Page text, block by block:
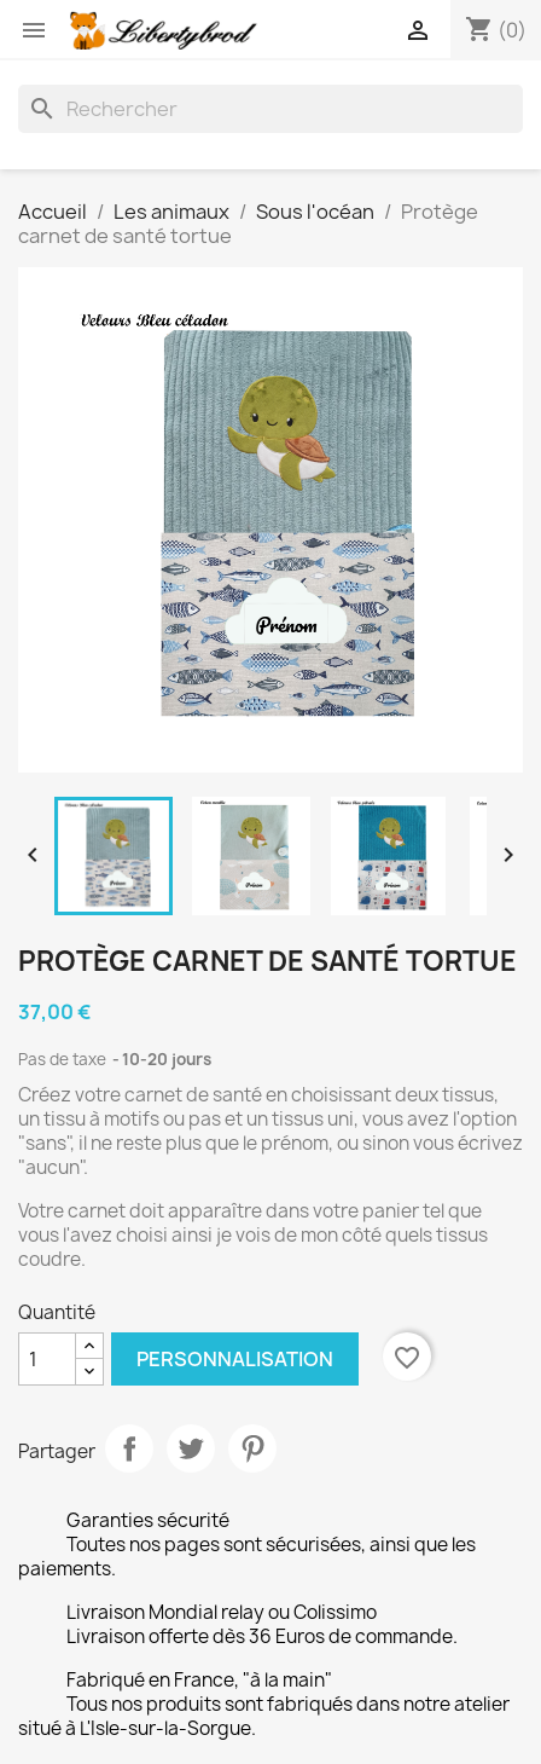
 shopping_cart (0)

search
Accueil Les animaux Sous l'océan
Protège
carnet de santé tortue
 
PROTÈGE CARNET DE SANTÉ TORTUE
37,00 €
Pas de taxe 10-20 jours
Créez votre carnet de santé en choisissant deux tissus,
un tissu à motifs ou pas et un tissus uni, vous avez l'option
"sans", il ne reste plus que le prénom, ou sinon vous écrivez
"aucun".
Votre carnet doit apparaître dans votre panier tel que
vous l'avez choisi ainsi je vois de mon côté quels tissus
coudre.
Quantité
PERSONNALISATION favorite_border
Partager
Garanties sécurité
Toutes nos pages sont sécurisées, ainsi que les
paiements.
Livraison Mondial relay ou Colissimo
Livraison offerte dès 36 Euros de commande.
Fabriqué en France, "à la main"
Tous nos produits sont fabriqués dans notre atelier
situé à L'Isle-sur-la-Sorgue.